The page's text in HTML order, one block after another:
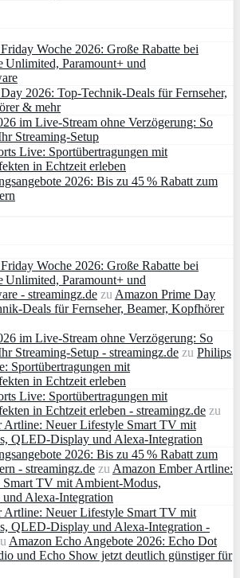
Woche 2026: Große Rabatte bei
Paramount+ und
2026: Top-Technik-Deals für Fernseher,
& mehr
im Live-Stream ohne Verzögerung: So
Streaming-Setup
Live: Sportübertragungen mit
in Echtzeit erleben
2026: Bis zu 45 % Rabatt zum
Woche 2026: Große Rabatte bei
Paramount+ und
- streamingz.de zu Amazon Prime Day
Deals für Fernseher, Beamer, Kopfhörer
im Live-Stream ohne Verzögerung: So
Streaming-Setup - streamingz.de zu Philips
Sportübertragungen mit
in Echtzeit erleben
Live: Sportübertragungen mit
in Echtzeit erleben - streamingz.de zu
Artline: Neuer Lifestyle Smart TV mit
QLED‑Display und Alexa‑Integration
2026: Bis zu 45 % Rabatt zum
- streamingz.de zu Amazon Ember Artline:
TV mit Ambient‑Modus,
Alexa‑Integration
Artline: Neuer Lifestyle Smart TV mit
QLED‑Display und Alexa‑Integration -
Amazon Echo Angebote 2026: Echo Dot
und Echo Show jetzt deutlich günstiger für